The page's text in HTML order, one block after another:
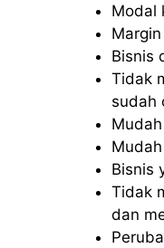
Modal
Bisnis
Tidak
sudah
Bisnis
Tidak
dan